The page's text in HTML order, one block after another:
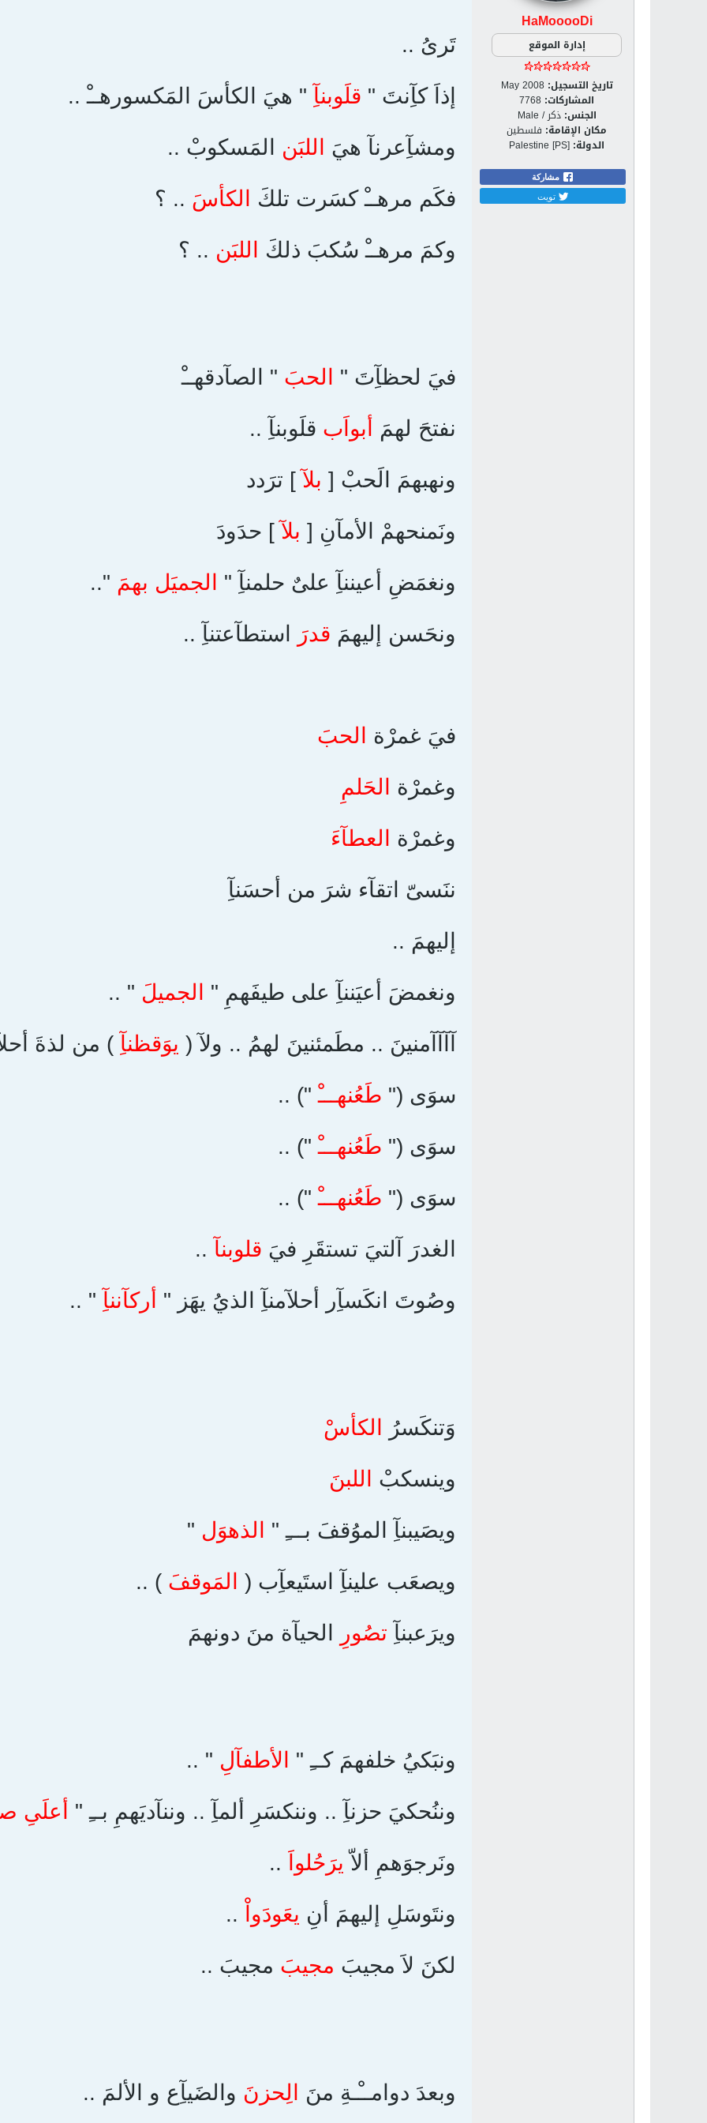
HaMooooDi
إدارة الموقع
تاريخ التسجيل: May 2008
المشاركات: 7768
الجنس: ذكر / Male
مكان الإقامة: فلسطين
الدولة: Palestine [PS]
مشاركة
تويت
تَرىُ ..
إذاَ كآِنتَ " قلَوبنآِ " هيَ الكأسَ المَكسورهــْ ..
ومشآِعرنآ هيَ اللبَن المَسكوبْ ..
فكَم مرهــْ كسَرت تلكَ الكأسَ .. ؟
وكمَ مرهــْ سُكبَ ذلكَ اللبَن .. ؟
فيَ لحظآِتَ " الحبَ " الصآدقهــْ
نفتحَ لهمَ أبواَب قلَوبنآِ ..
ونهبهمَ الَحبْ [ بلآ] ترَدد
ونَمنحهمْ الأمآنِ [ بلآ] حدَودَ
ونغمَضِ أعيننآِ علىٌ حلمنآِ " الجميَل بهمَ "..
ونحَسن إليهمَ قدرَ استطآعتنآِ ..
فيَ غمرْة الحبَ
وغمرْة الحَلمِ
وغمرْة العطآءَ
ننَسىّ اتقآء شرَ من أحسَنآِ
إليهمَ ..
ونغمضَ أعيَننآِ على طيفَهمِ " الجميلَ " ..
آآآآمنينَ .. مطَمئنينَ لهمُ .. ولآ ( يوَقظنآِ ) من لذةَ
سوَى (" طَعُنهـــْ ") ..
سوَى (" طَعُنهـــْ") ..
سوَى (" طَعُنهـــْ ") ..
الغدرَ آلتيَ تستقَرِ فيَ قلوبنآ ..
وصُوتَ انكَسآِر أحلآمنآِ الذيُ يهَز " أركآننآِ " ..
وَتنكَسرُ الكأسْ
وينسكبْ اللبنَ
ويصَيبنآِ الموُقفَ بـــِ " الذهوَل "
ويصعَب علينآِ استَيعآِب ( المَوقفَ ) ..
ويرَعبنآِ تصُورِ الحيآة منَ دونهمَ
ونبَكيُ خلفهمَ كــِ " الأطفآلِ " ..
وننُحكيَ حزنآِ .. وننكسَرِ ألمآِ .. وننآديَهمِ بــِ " أعلَىِ
ونَرجوَهمِ ألاّ يرَحُلواَ ..
ونتَوسَلِ إليهمَ أنِ يعَودَواْ ..
لكنَ لاَ مجيبَ مجيبَ مجيبَ ..
وبعدَ دوامــْـةِ منَ الِحزنَ والضَيآِع و الألمَ ..